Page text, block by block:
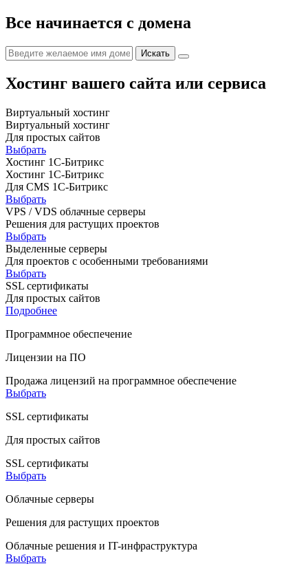
Все начинается с домена
Хостинг вашего сайта или сервиса
Виртуальный хостинг
Виртуальный хостинг
Для простых сайтов
Выбрать
Хостинг 1С-Битрикс
Хостинг 1С-Битрикс
Для CMS 1С-Битрикс
Выбрать
VPS / VDS облачные серверы
Решения для растущих проектов
Выбрать
Выделенные серверы
Для проектов с особенными требованиями
Выбрать
SSL сертификаты
Для простых сайтов
Подробнее
Программное обеспечение
Лицензии на ПО
Продажа лицензий на программное обеспечение
Выбрать
SSL сертификаты
Для простых сайтов
SSL сертификаты
Выбрать
Облачные серверы
Решения для растущих проектов
Облачные решения и IT-инфраструктура
Выбрать